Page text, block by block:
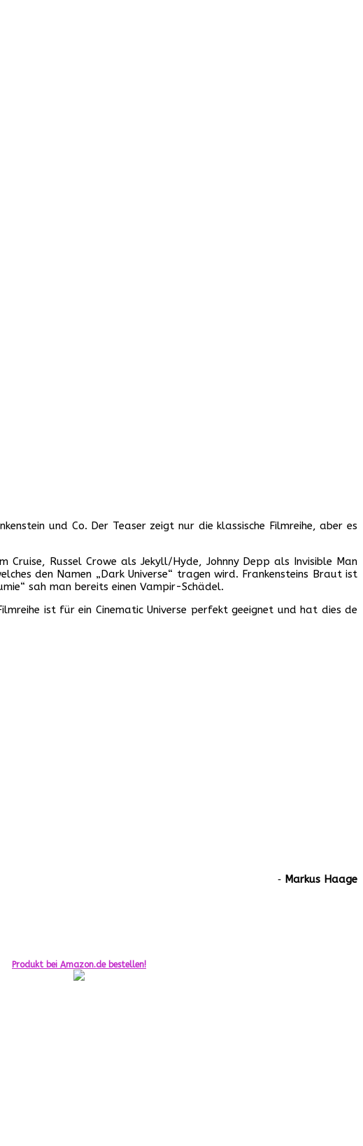
und Co. Der Teaser zeigt nur die klassische Filmreihe, aber es
Cruise, Russel Crowe als Jekyll/Hyde, Johnny Depp als Invisible Man
den Namen „Dark Universe“ tragen wird. Frankensteins Braut ist
sah man bereits einen Vampir-Schädel.
ist für ein Cinematic Universe perfekt geeignet und hat dies de
‐ Markus Haage
Produkt bei Amazon.de bestellen!